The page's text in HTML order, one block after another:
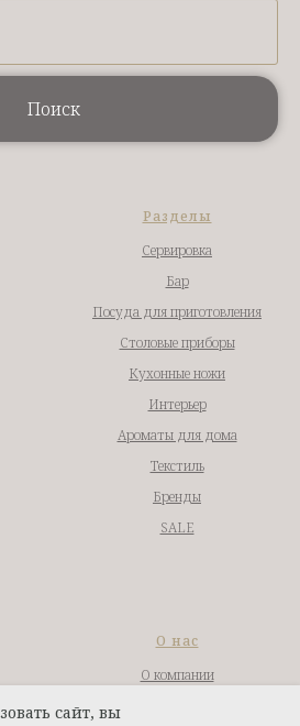
Поиск
Разделы
Сервировка
Бар
Посуда для приготовления
Столовые приборы
Кухонные ножи
Интерьер
Ароматы для дома
Текстиль
Бренды
SALE
О нас
О компании
сайт, вы